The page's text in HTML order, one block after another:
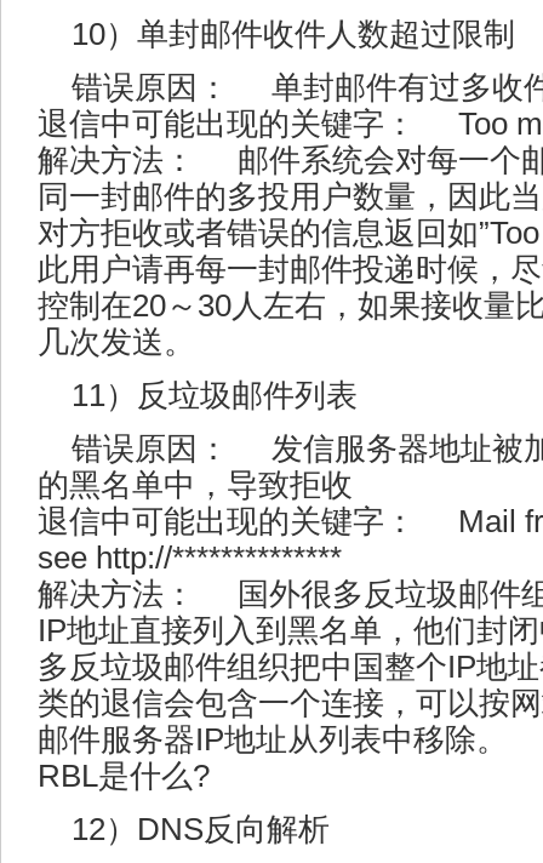
10）单封邮件收件人数超过限制
错误原因： 单封邮件有过多收
退信中可能出现的关键字： Too
解决方法： 邮件系统会对每一个
同一封邮件的多投用户数量，因此
对方拒收或者错误的信息返回如
此用户请再每一封邮件投递时候，
控制在20～30人左右，如果接收量
几次发送。
11）反垃圾邮件列表
错误原因： 发信服务器地址被
的黑名单中，导致拒收
退信中可能出现的关键字： Mail
see http://**************
解决方法： 国外很多反垃圾邮件
IP地址直接列入到黑名单，他们封
多反垃圾邮件组织把中国整个IP地
类的退信会包含一个连接，可以按
邮件服务器IP地址从列表中移除。
RBL是什么?
12）DNS反向解析